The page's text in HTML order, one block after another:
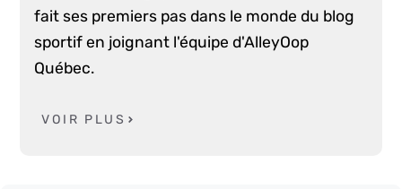
fait ses premiers pas dans le monde du blog
sportif en joignant l'équipe d'AlleyOop
Québec.
VOIR PLUS